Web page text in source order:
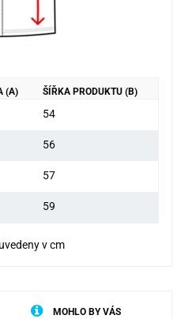
(A) ŠÍŘKA PRODUKTU (B)
54
56
57
59
v cm
MOHLO BY VÁS